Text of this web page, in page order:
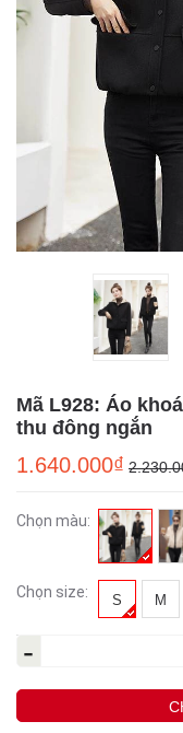
Mã L928: Áo
thu đông ngắn
1.640.000₫
Chọn màu:
Chọn size: S M
-